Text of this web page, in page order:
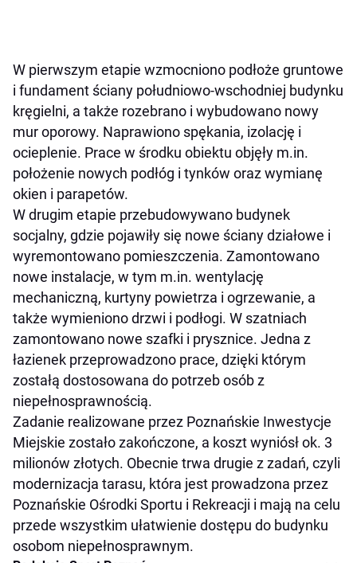
W pierwszym etapie wzmocniono podłoże gruntowe
i fundament ściany południowo-wschodniej budynku
kręgielni, a także rozebrano i wybudowano nowy
mur oporowy. Naprawiono spękania, izolację i
ocieplenie. Prace w środku obiektu objęły m.in.
położenie nowych podłóg i tynków oraz wymianę
okien i parapetów.
W drugim etapie przebudowywano budynek
socjalny, gdzie pojawiły się nowe ściany działowe i
wyremontowano pomieszczenia. Zamontowano
nowe instalacje, w tym m.in. wentylację
mechaniczną, kurtyny powietrza i ogrzewanie, a
także wymieniono drzwi i podłogi. W szatniach
zamontowano nowe szafki i prysznice. Jedna z
łazienek przeprowadzono prace, dzięki którym
zostałą dostosowana do potrzeb osób z
niepełnosprawnością.
Zadanie realizowane przez Poznańskie Inwestycje
Miejskie zostało zakończone, a koszt wyniósł ok. 3
milionów złotych. Obecnie trwa drugie z zadań, czyli
modernizacja tarasu, która jest prowadzona przez
Poznańskie Ośrodki Sportu i Rekreacji i mają na celu
przede wszystkim ułatwienie dostępu do budynku
osobom niepełnosprawnym.